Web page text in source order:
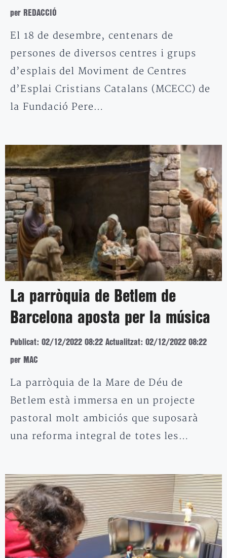
per REDACCIÓ
El 18 de desembre, centenars de
persones de diversos centres i grups
d’esplais del Moviment de Centres
d’Esplai Cristians Catalans (MCECC) de
la Fundació Pere…
La parròquia de Betlem de
Barcelona aposta per la música
Publicat: 02/12/2022 08:22 Actualitzat: 02/12/2022 08:22
per MAC
La parròquia de la Mare de Déu de
Betlem està immersa en un projecte
pastoral molt ambiciós que suposarà
una reforma integral de totes les…